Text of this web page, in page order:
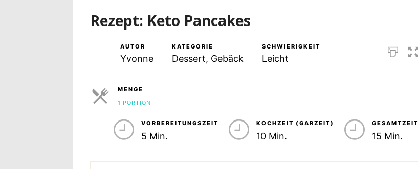
Rezept: Keto Pancakes
AUTOR
Yvonne
KATEGORIE
Dessert, Gebäck
SCHWIERIGKEIT
Leicht
MENGE
1 PORTION
VORBEREITUNGSZEIT
5 Min.
KOCHZEIT (GARZEIT)
10 Min.
GESAMTZEIT
15 Min.